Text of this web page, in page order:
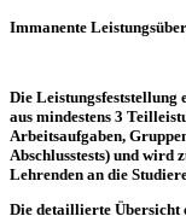
Immanente
Die Leistungsfeststellung
aus mindestens 3
Arbeitsaufgaben,
Abschlusstests) und wird
Lehrenden an die
Die detaillierte Übersicht